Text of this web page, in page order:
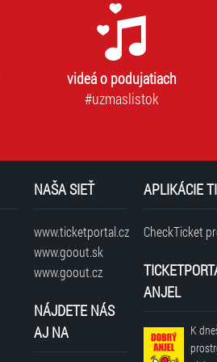
videá o podujatiach
#uzmaslistok
NAŠA SIEŤ
www.ticketportal.cz
www.goout.sk
www.goout.cz
NÁJDETE NÁS
AJ NA
APLIKÁCIE
CheckTicket
ANJEL
K